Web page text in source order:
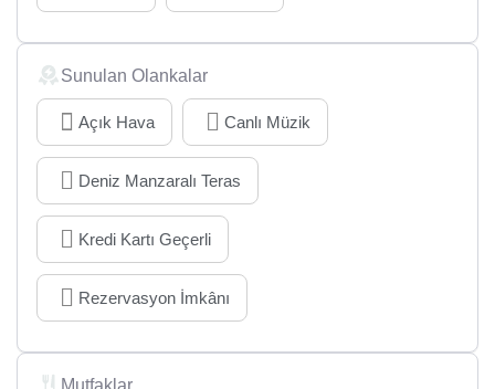
Sunulan Olankalar
Açık Hava Canlı Müzik
Deniz Manzaralı Teras
Kredi Kartı Geçerli
Rezervasyon İmkânı
Mutfaklar